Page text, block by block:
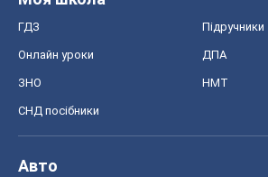
ГДЗ Підручники
Онлайн уроки ДПА
ЗНО НМТ
СНД посібники
Авто